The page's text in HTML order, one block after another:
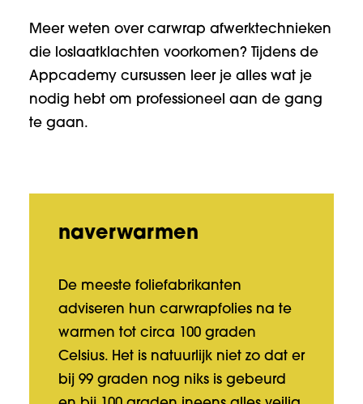
Meer weten over carwrap afwerktechnieken
die loslaatklachten voorkomen? Tijdens de
Appcademy cursussen leer je alles wat je
nodig hebt om professioneel aan de gang
te gaan.
naverwarmen
De meeste foliefabrikanten
adviseren hun carwrapfolies na te
warmen tot circa 100 graden
Celsius. Het is natuurlijk niet zo dat er
bij 99 graden nog niks is gebeurd